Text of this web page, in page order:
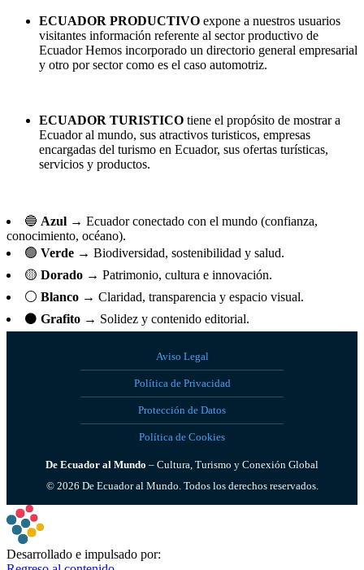
ECUADOR PRODUCTIVO expone a nuestros usuarios
visitantes información referente al sector productivo de
Ecuador Hemos incorporado un directorio general empresarial
y otro por sector como es el caso automotriz.
ECUADOR TURISTICO tiene el propósito de mostrar a
Ecuador al mundo, sus atractivos turisticos, empresas
encargadas del turismo en Ecuador, sus ofertas turísticas,
servicios y productos.
🔵 Azul → Ecuador conectado con el mundo (confianza,
conocimiento, océano).
🟢 Verde → Biodiversidad, sostenibilidad y salud.
🟡 Dorado → Patrimonio, cultura e innovación.
⚪ Blanco → Claridad, transparencia y espacio visual.
⚫ Grafito → Solidez y contenido editorial.
Aviso Legal
Política de Privacidad
Protección de Datos
Política de Cookies
De Ecuador al Mundo – Cultura, Turismo y Conexión Global
© 2026 De Ecuador al Mundo. Todos los derechos reservados.
Desarrollado e impulsado por: